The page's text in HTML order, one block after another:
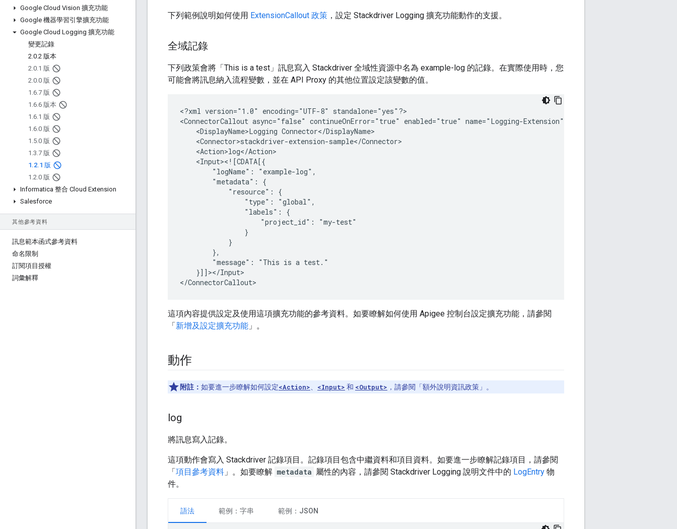
Google Cloud Vision 擴充功能
Google 機器學習引擎擴充功能
Google Cloud Logging 擴充功能
變更記錄
2.0.2 版本
2.0.1 版
2.0.0 版
1 .6.7 版
1 .6.6 版本
1 .6.1 版
1 .6.0 版
1 .5.0 版
1 .3.7 版
1.2.1 版
1 .2.0 版
Informatica 整合 Cloud Extension
Salesforce
其他參考資料
訊息範本函式參考資料
命名限制
訂閱項目授權
詞彙解釋
下列範例說明如何使用 ExtensionCallout 政策 ，設定 Stackdriver Logging 擴充功能動作的支援。
全域記錄
下列政策會將「This is a test」訊息寫入 Stackdriver 全域性資源中名為 example-log 的記錄。在實際使用時，您
可能會將訊息納入流程變數，並在 API Proxy 的其他位置設定該變數的值。
<?xml version="1.0" encoding="UTF-8"
standalone="yes"?>
<ConnectorCallout async="false" continueOnError="true" enabled="true"
<DisplayName>Logging
"logName":
"metadata":
"resource":
"type":
"labels":
"project_id":
"message":
"This is a
}]]></Input>
這項內容提供設定及使用這項擴充功能的參考資料。如要瞭解如何使用 Apigee 控制台設定擴充功能，請參閱
「新增及設定擴充功能 」。
動作
附註： 如要進一步瞭解如何設定<Action> <Input> 和 <Output> ，請參閱「額外說明資訊政策」。
log
將訊息寫入記錄。
這項動作會寫入 Stackdriver 記錄項目。記錄項目包含中繼資料和項目資料。如要進一步瞭解記錄項目，請參閱
「項目參考資料 」。如要瞭解 metadata 屬性的內容，請參閱 Stackdriver Logging 說明文件中的 LogEntry 物
件。
語法 範例：字串 範例：JSON